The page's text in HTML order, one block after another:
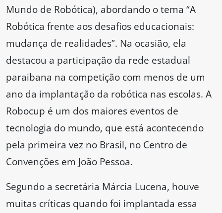
Mundo de Robótica), abordando o tema “A
Robótica frente aos desafios educacionais:
mudança de realidades”. Na ocasião, ela
destacou a participação da rede estadual
paraibana na competição com menos de um
ano da implantação da robótica nas escolas. A
Robocup é um dos maiores eventos de
tecnologia do mundo, que está acontecendo
pela primeira vez no Brasil, no Centro de
Convenções em João Pessoa.
Segundo a secretária Márcia Lucena, houve
muitas críticas quando foi implantada essa